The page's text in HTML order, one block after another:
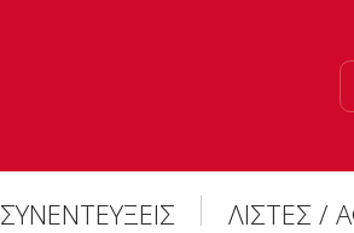
ΣΥΝΕΝΤΕΥΞΕΙΣ ΛΙΣΤΕΣ /